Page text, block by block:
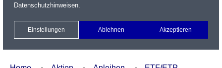
Xetra Realtime
Watchlist Portfolio Login
Datenschutzhinweisen.
Einstellungen Ablehnen Akzeptieren